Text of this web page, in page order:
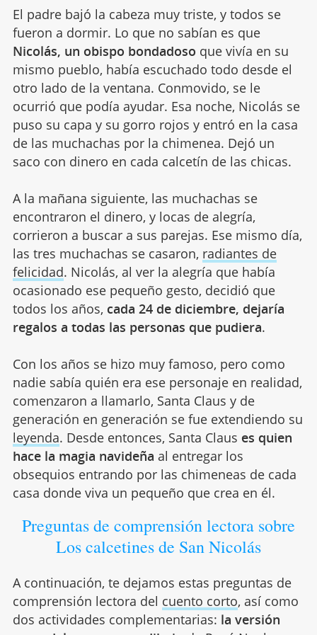
El padre bajó la cabeza muy triste, y todos se
fueron a dormir. Lo que no sabían es que
Nicolás, un obispo bondadoso que vivía en su
mismo pueblo, había escuchado todo desde el
otro lado de la ventana. Conmovido, se le
ocurrió que podía ayudar. Esa noche, Nicolás se
puso su capa y su gorro rojos y entró en la casa
de las muchachas por la chimenea. Dejó un
saco con dinero en cada calcetín de las chicas.
A la mañana siguiente, las muchachas se
encontraron el dinero, y locas de alegría,
corrieron a buscar a sus parejas. Ese mismo día,
las tres muchachas se casaron, radiantes de
felicidad. Nicolás, al ver la alegría que había
ocasionado ese pequeño gesto, decidió que
todos los años, cada 24 de diciembre, dejaría
regalos a todas las personas que pudiera.
Con los años se hizo muy famoso, pero como
nadie sabía quién era ese personaje en realidad,
comenzaron a llamarlo, Santa Claus y de
generación en generación se fue extendiendo su
leyenda. Desde entonces, Santa Claus es quien
hace la magia navideña al entregar los
obsequios entrando por las chimeneas de cada
casa donde viva un pequeño que crea en él.
Preguntas de comprensión lectora sobre
Los calcetines de San Nicolás
A continuación, te dejamos estas preguntas de
comprensión lectora del cuento corto, así como
dos actividades complementarias: la versión